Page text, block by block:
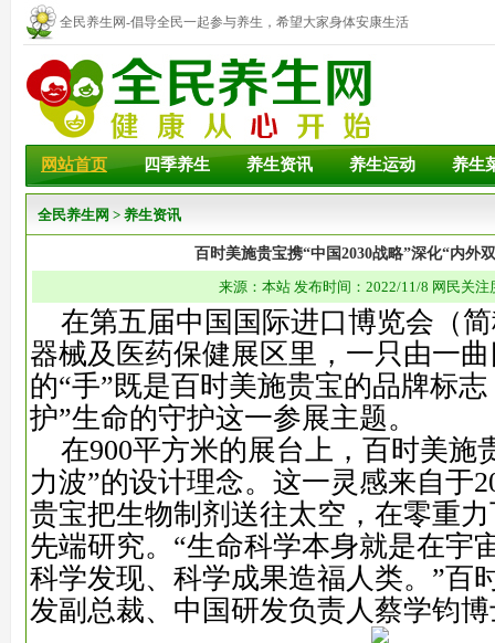
全民养生网-倡导全民一起参与养生，希望大家身体安康生活
幸福！
网站首页 四季养生 养生资讯 养生运动 养生
全民养生网 > 养生资讯
百时美施贵宝携“中国2030战略”深化“内外
来源：本站 发布时间：2022/11/8 网民关注
在第五届中国国际进口博览会（
器械及医药保健展区里，一只由一
的“手”既是百时美施贵宝的品牌标
护”生命的守护这一参展主题。
在900平方米的展台上，百时美施
力波”的设计理念。这一灵感来自于
贵宝把生物制剂送往太空，在零重
先端研究。“生命科学本身就是在宇
科学发现、科学成果造福人类。”百
发副总裁、中国研发负责人蔡学钧